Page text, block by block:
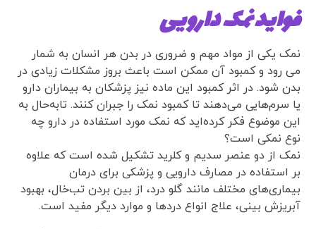
فواید نمک دارویی
نمک یکی از مواد مهم و ضروری در بدن هر انسان به شمار
می رود و کمبود آن ممکن است باعث بروز مشکلات زیادی در
بدن شود. در اثر کمبود این ماده نیز پزشکان به بیماران دارو
یا سرم‌هایی می‌دهند تا کمبود نمک را جبران کنند. تابه‌حال به
این موضوع فکر کرده‌اید که نمک مورد استفاده در دارو چه
نوع نمکی است؟
نمک از دو عنصر سدیم و کلرید تشکیل شده است که علاوه
بر استفاده در مصارف دارویی و پزشکی برای درمان
بیماری‌های مختلف مانند گلو درد، از بین بردن تب‌خال، بهبود
آبریزش بینی، علاج انواع دردها و موارد دیگر مفید است.